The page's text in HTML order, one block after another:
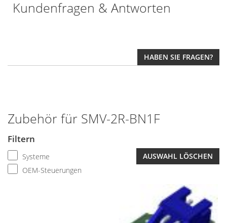
Kundenfragen & Antworten
HABEN SIE FRAGEN?
Zubehör für SMV-2R-BN1F
Filtern
AUSWAHL LÖSCHEN
Systeme
OEM-Steuerungen